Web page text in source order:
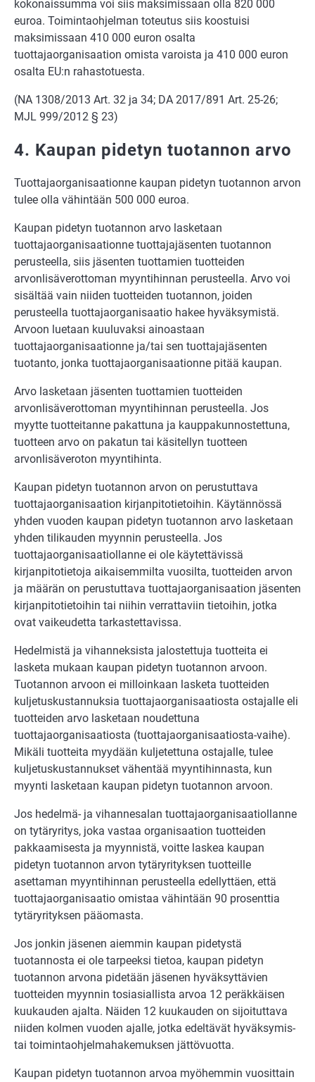
kokonaissumma voi siis maksimissaan olla 820 000
euroa. Toimintaohjelman toteutus siis koostuisi
maksimissaan 410 000 euron osalta
tuottajaorganisaation omista varoista ja 410 000 euron
osalta EU:n rahastotuesta.
(NA 1308/2013 Art. 32 ja 34; DA 2017/891 Art. 25-26;
MJL 999/2012 § 23)
4. Kaupan pidetyn tuotannon arvo
Tuottajaorganisaationne kaupan pidetyn tuotannon arvon
tulee olla vähintään 500 000 euroa.
Kaupan pidetyn tuotannon arvo lasketaan
tuottajaorganisaationne tuottajajäsenten tuotannon
perusteella, siis jäsenten tuottamien tuotteiden
arvonlisäverottoman myyntihinnan perusteella. Arvo voi
sisältää vain niiden tuotteiden tuotannon, joiden
perusteella tuottajaorganisaatio hakee hyväksymistä.
Arvoon luetaan kuuluvaksi ainoastaan
tuottajaorganisaationne ja/tai sen tuottajajäsenten
tuotanto, jonka tuottajaorganisaationne pitää kaupan.
Arvo lasketaan jäsenten tuottamien tuotteiden
arvonlisäverottoman myyntihinnan perusteella. Jos
myytte tuotteitanne pakattuna ja kauppakunnostettuna,
tuotteen arvo on pakatun tai käsitellyn tuotteen
arvonlisäveroton myyntihinta.
Kaupan pidetyn tuotannon arvon on perustuttava
tuottajaorganisaation kirjanpitotietoihin. Käytännössä
yhden vuoden kaupan pidetyn tuotannon arvo lasketaan
yhden tilikauden myynnin perusteella. Jos
tuottajaorganisaatiollanne ei ole käytettävissä
kirjanpitotietoja aikaisemmilta vuosilta, tuotteiden arvon
ja määrän on perustuttava tuottajaorganisaation jäsenten
kirjanpitotietoihin tai niihin verrattaviin tietoihin, jotka
ovat vaikeudetta tarkastettavissa.
Hedelmistä ja vihanneksista jalostettuja tuotteita ei
lasketa mukaan kaupan pidetyn tuotannon arvoon.
Tuotannon arvoon ei milloinkaan lasketa tuotteiden
kuljetuskustannuksia tuottajaorganisaatiosta ostajalle eli
tuotteiden arvo lasketaan noudettuna
tuottajaorganisaatiosta (tuottajaorganisaatiosta-vaihe).
Mikäli tuotteita myydään kuljetettuna ostajalle, tulee
kuljetuskustannukset vähentää myyntihinnasta, kun
myynti lasketaan kaupan pidetyn tuotannon arvoon.
Jos hedelmä- ja vihannesalan tuottajaorganisaatiollanne
on tytäryritys, joka vastaa organisaation tuotteiden
pakkaamisesta ja myynnistä, voitte laskea kaupan
pidetyn tuotannon arvon tytäryrityksen tuotteille
asettaman myyntihinnan perusteella edellyttäen, että
tuottajaorganisaatio omistaa vähintään 90 prosenttia
tytäryrityksen pääomasta.
Jos jonkin jäsenen aiemmin kaupan pidetystä
tuotannosta ei ole tarpeeksi tietoa, kaupan pidetyn
tuotannon arvona pidetään jäsenen hyväksyttävien
tuotteiden myynnin tosiasiallista arvoa 12 peräkkäisen
kuukauden ajalta. Näiden 12 kuukauden on sijoituttava
niiden kolmen vuoden ajalle, jotka edeltävät hyväksymis-
tai toimintaohjelmahakemuksen jättövuotta.
Kaupan pidetyn tuotannon arvoa myöhemmin vuosittain